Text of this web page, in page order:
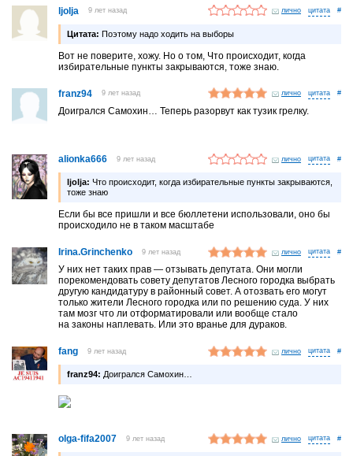
ljolja 9 лет назад лично #
Цитата: Поэтому надо ходить на выборы
Вот не поверите, хожу. Но о том, Что происходит, когда
избирательные пункты закрываются, тоже знаю.
franz94 9 лет назад лично #
Доигрался Самохин… Теперь разорвут как тузик грелку.
alionka666 9 лет назад лично #
ljolja: Что происходит, когда избирательные пункты закрываются,
тоже знаю
Если бы все пришли и все бюллетени использовали, оно бы
происходило не в таком масштабе
Irina.Grinchenko 9 лет назад лично #
У них нет таких прав — отзывать депутата. Они могли
порекомендовать совету депутатов Лесного городка выбрать
другую кандидатуру в районный совет. А отозвать его могут
только жители Лесного городка или по решению суда. У них
там мозг что ли отформатировали или вообще стало
на законы наплевать. Или это вранье для дураков.
fang 9 лет назад лично #
franz94: Доигрался Самохин…
olga-fifa2007 9 лет назад лично #